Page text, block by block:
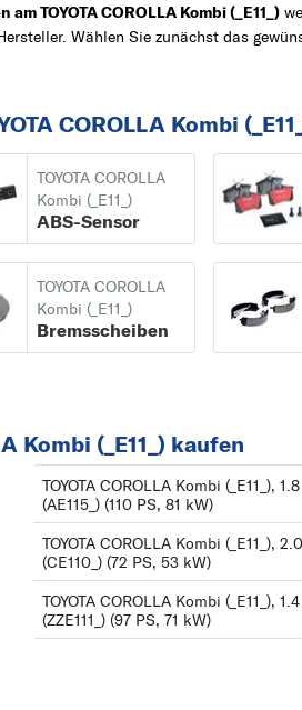
COROLLA (_E10_)
04/1997 bis 06/
COROLLA (_E12_)
01/2001 bis 12/2007
(_E9_) ab 05/1987
COROLLA Compact
COROLLA Compact
(_E11_) ab 04/1997
01/2002
COROLLA FX
(E8B) ab 08/1984
05/1988
COROLLA Kombi
am TOYOTA COROLLA Kombi (_E11_)
Wählen Sie zunächst das
COROLLA Kombi
TOYOTA COROLLA
Kombi (_E11_)
ABS-Sensor
TOYOTA COROLLA
Kombi (_E11_)
Bremsscheiben
Kombi (_E11_) kaufen
TOYOTA COROLLA Kombi (_E11_),
(AE115_) (110 PS, 81 kW)
TOYOTA COROLLA Kombi (_E11_),
(CE110_) (72 PS, 53 kW)
TOYOTA COROLLA Kombi (_E11_),
(ZZE111_) (97 PS, 71 kW)